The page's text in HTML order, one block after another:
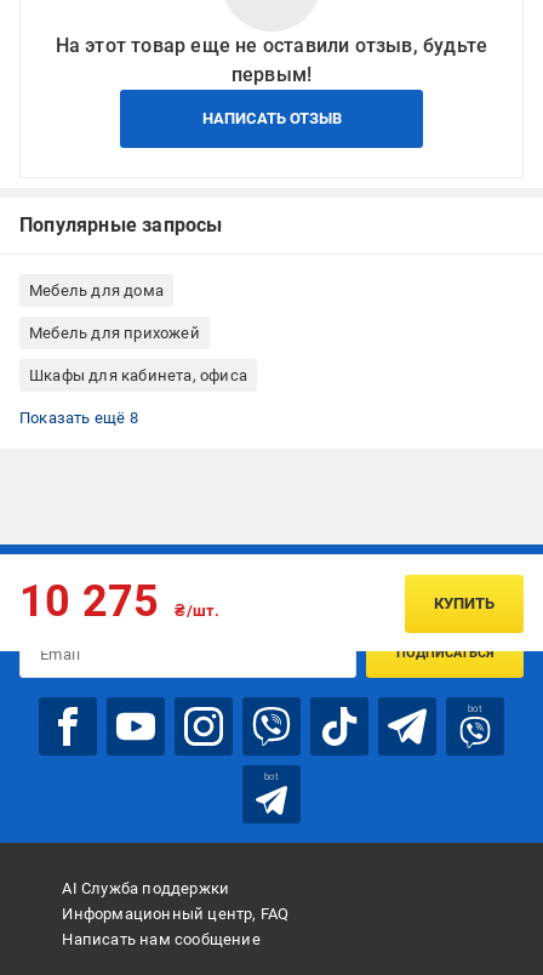
На этот товар еще не оставили отзыв, будьте
первым!
НАПИСАТЬ ОТЗЫВ
Популярные запросы
Мебель для дома
Мебель для прихожей
Шкафы для кабинета, офиса
Шкафы для спальни
Шкафы для гостиной
Шкафы гардеробные
Шкафы ЛДСП
Шкафы для квартиры
Шкафы для дома
Шкафы для гостиницы
Шкафы коричневый
Показать ещё 8
10 275 ₴/шт. КУПИТЬ
Подписывайтесь, чтобы узнавать первым об акцияx и
ПОДПИСАТЬСЯ
bot
bot
AI Служба поддержки
Информационный центр, FAQ
Написать нам сообщение